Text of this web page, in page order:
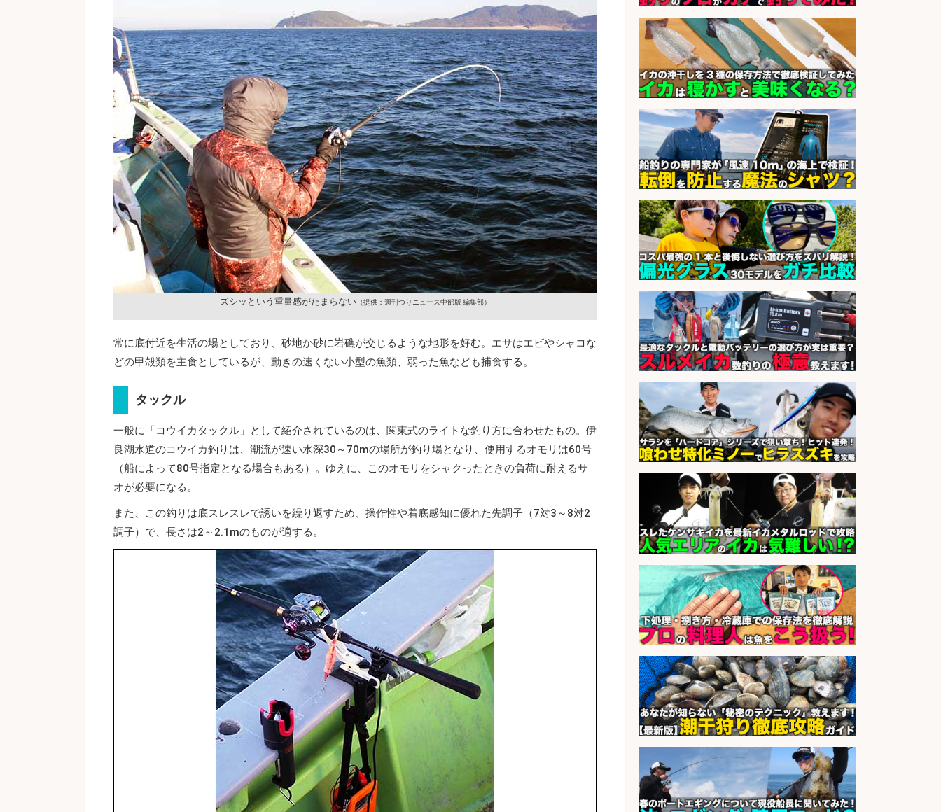
ズシッという重量感がたまらない（提供：週刊つりニュース中部版 編集部）
常に底付近を生活の場としており、砂地か砂に岩礁が交じるような地形を好む。エサはエビやシャコな
どの甲殻類を主食としているが、動きの速くない小型の魚類、弱った魚なども捕食する。
タックル
一般に「コウイカタックル」として紹介されているのは、関東式のライトな釣り方に合わせたもの。伊
良湖水道のコウイカ釣りは、潮流が速い水深30～70mの場所が釣り場となり、使用するオモリは60号
（船によって80号指定となる場合もある）。ゆえに、このオモリをシャクったときの負荷に耐えるサ
オが必要になる。
また、この釣りは底スレスレで誘いを繰り返すため、操作性や着底感知に優れた先調子（7対3～8対2
調子）で、長さは2～2.1mのものが適する。
倉庫での釣り用品の軽作業スタッ
フ/未経験歓迎/交通費支給/制服貸
与/正社員登用あり
sponsored by 求人ボックス
和食, 居酒屋/調理見習い・調理補助/
新鮮な魚料理×おでんの和食居酒屋
の若手スタッフ
会社名 サカナのハチベエ 矢場町店
sponsored by 求人ボックス
和食, 日本料理・懐石料理/店長・店
長候補/ライブ感が満載!魚の価値を
上げ、食とエンタメで地域を元気に!
店長候補募集
会社名
魚と肴 いとおかし 魚と肴 いとお
かし
sponsored by 求人ボックス
和食, 居酒屋/キッチンスタッフ/天草
の魚と馬刺しの店 キッチンスタッフ
正社員募集
会社名
天草の魚と馬刺しの店 魚粋 天草
の魚と馬刺しの店 魚粋
sponsored by 求人ボックス
さらに求人情報を見る